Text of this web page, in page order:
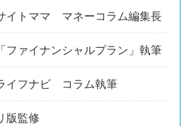
イトママ マネーコラム編集長
ファイナンシャルプラン」執筆
イフナビ コラム執筆
版監修